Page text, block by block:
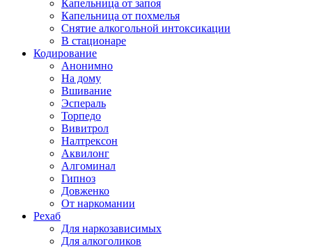
Капельница от запоя
Капельница от похмелья
Снятие алкогольной интоксикации
В стационаре
Кодирование
Анонимно
На дому
Вшивание
Эспераль
Торпедо
Вивитрол
Налтрексон
Аквилонг
Алгоминал
Гипноз
Довженко
От наркомании
Рехаб
Для наркозависимых
Для алкоголиков